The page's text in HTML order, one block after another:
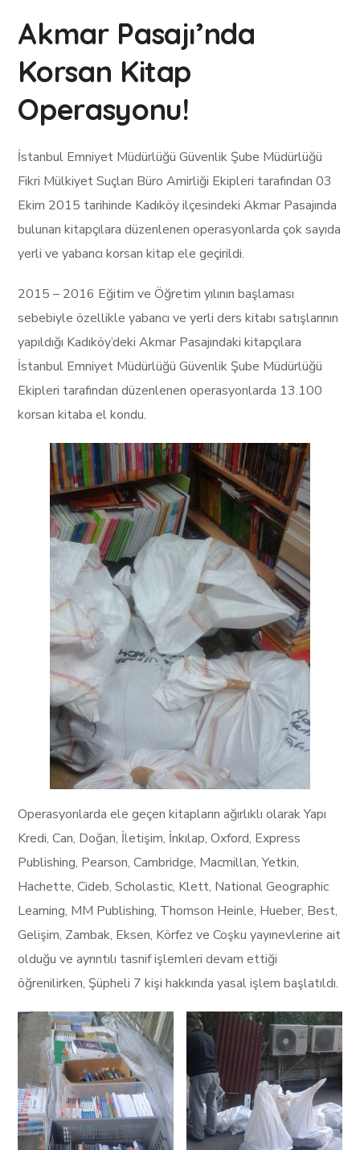
Akmar Pasajı’nda
Korsan Kitap
Operasyonu!
İstanbul Emniyet Müdürlüğü Güvenlik Şube Müdürlüğü
Fikri Mülkiyet Suçları Büro Amirliği Ekipleri tarafından 03
Ekim 2015 tarihinde Kadıköy ilçesindeki Akmar Pasajında
bulunan kitapçılara düzenlenen operasyonlarda çok sayıda
yerli ve yabancı korsan kitap ele geçirildi.
2015 – 2016 Eğitim ve Öğretim yılının başlaması
sebebiyle özellikle yabancı ve yerli ders kitabı satışlarının
yapıldığı Kadıköy’deki Akmar Pasajındaki kitapçılara
İstanbul Emniyet Müdürlüğü Güvenlik Şube Müdürlüğü
Ekipleri tarafından düzenlenen operasyonlarda 13.100
korsan kitaba el kondu.
Operasyonlarda ele geçen kitapların ağırlıklı olarak Yapı
Kredi, Can, Doğan, İletişim, İnkılap, Oxford, Express
Publishing, Pearson, Cambridge, Macmillan, Yetkin,
Hachette, Cideb, Scholastic, Klett, National Geographic
Learning, MM Publishing, Thomson Heinle, Hueber, Best,
Gelişim, Zambak, Eksen, Körfez ve Coşku yayınevlerine ait
olduğu ve ayrıntılı tasnif işlemleri devam ettiği
öğrenilirken, Şüpheli 7 kişi hakkında yasal işlem başlatıldı.